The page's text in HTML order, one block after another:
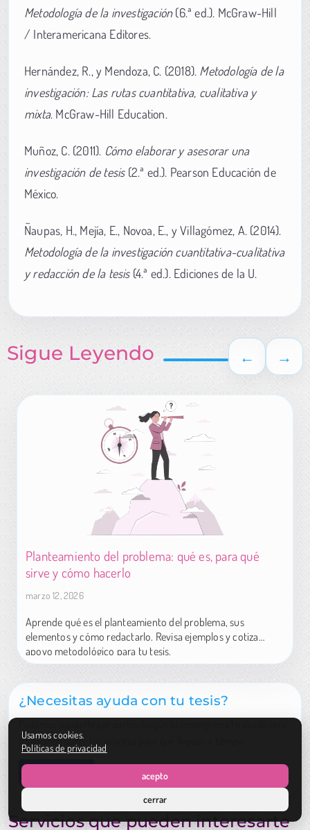
Metodología de la investigación(6.ª ed.). McGraw-Hill
/ Interamericana Editores.
Hernández, R., y Mendoza, C. (2018). Metodología de la
investigación: Las rutas cuantitativa, cualitativa y
mixta. McGraw-Hill Education.
Muñoz, C. (2011). Cómo elaborar y asesorar una
investigación de tesis(2.ª ed.). Pearson Educación de
México.
Ñaupas, H., Mejía, E., Novoa, E., y Villagómez, A. (2014).
Metodología de la investigación cuantitativa-cualitativa
y redacción de la tesis(4.ª ed.). Ediciones de la U.
Sigue Leyendo ← →
Planteamiento del problema: qué es, para qué
sirve y cómo hacerlo
marzo 12, 2026
Aprende qué es el planteamiento del problema, sus
elementos y cómo redactarlo. Revisa ejemplos y cotiza
apoyo metodológico para tu tesis.
¿Necesitas ayuda con tu tesis?
trabajando sobre tus avances para que llegues a tiempo.
Servicios que pueden interesarte
Usamos cookies.
Políticas de privacidad
acepto
cerrar